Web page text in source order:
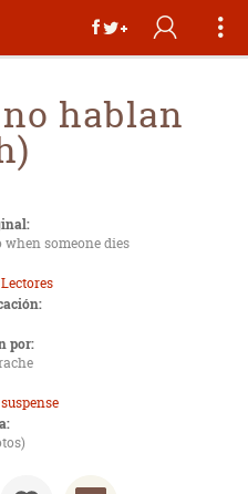
hablan
when someone dies
por: